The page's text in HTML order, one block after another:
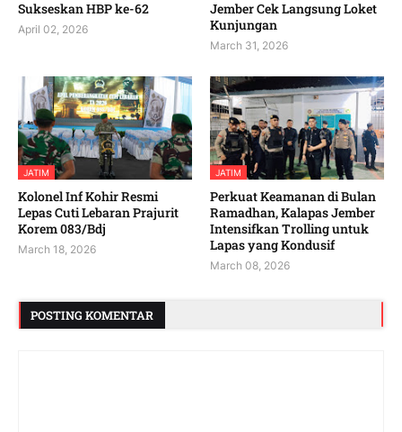
Sukseskan HBP ke-62
April 02, 2026
Jember Cek Langsung Loket
Kunjungan
March 31, 2026
JATIM
Kolonel Inf Kohir Resmi
Lepas Cuti Lebaran Prajurit
Korem 083/Bdj
March 18, 2026
JATIM
Perkuat Keamanan di Bulan
Ramadhan, Kalapas Jember
Intensifkan Trolling untuk
Lapas yang Kondusif
March 08, 2026
POSTING KOMENTAR